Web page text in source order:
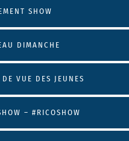
SHOW
DIMANCHE
VUE DES JEUNES
– #RICOSHOW